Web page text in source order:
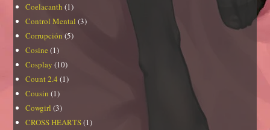
Coelacanth (1)
Control Mental (3)
Corrupción (5)
Cosine (1)
Cosplay (10)
Count 2.4 (1)
Cousin (1)
Cowgirl (3)
CROSS HEARTS(1)